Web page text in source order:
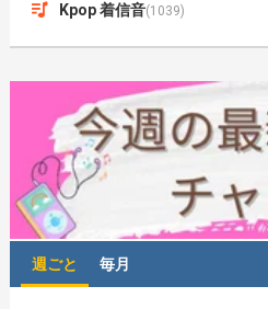
Kpop 着信音(1039)
週ごと 毎月